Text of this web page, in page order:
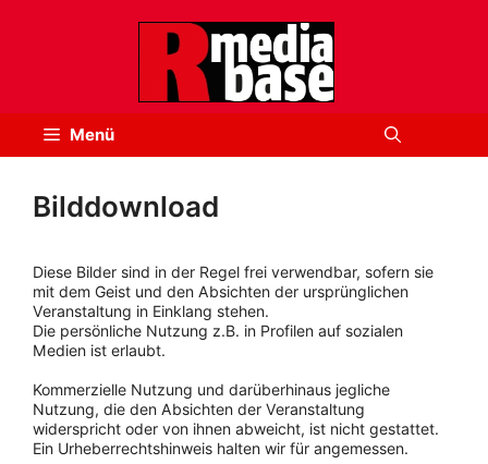
Menü
Bilddownload
Diese Bilder sind in der Regel frei verwendbar, sofern sie
mit dem Geist und den Absichten der ursprünglichen
Veranstaltung in Einklang stehen.
Die persönliche Nutzung z.B. in Profilen auf sozialen
Medien ist erlaubt.
Kommerzielle Nutzung und darüberhinaus jegliche
Nutzung, die den Absichten der Veranstaltung
widerspricht oder von ihnen abweicht, ist nicht gestattet.
Ein Urheberrechtshinweis halten wir für angemessen.